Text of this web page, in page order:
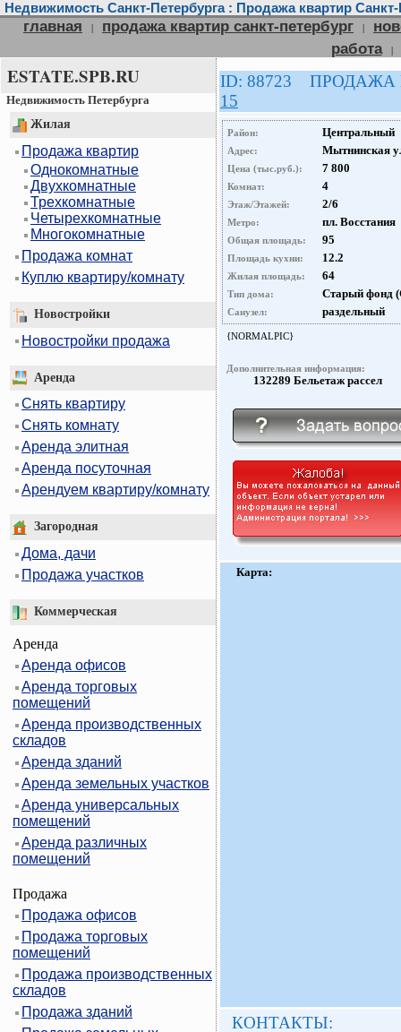
Недвижимость Санкт-Петербурга : Продажа квартир Санкт-
главная | продажа квартир санкт-петербург |
работа
|
ESTATE.SPB.RU
Недвижимость Петербурга
Жилая
Продажа квартир
Однокомнатные
Двухкомнатные
Трехкомнатные
Четырехкомнатные
Многокомнатные
Продажа комнат
Куплю квартиру/комнату
Новостройки
Новостройки продажа
Аренда
Снять квартиру
Снять комнату
Аренда элитная
Аренда посуточная
Арендуем квартиру/комнату
Загородная
Дома, дачи
Продажа участков
Коммерческая
Аренда
Аренда офисов
Аренда торговых
помещений
Аренда производственных
складов
Аренда зданий
Аренда земельных участков
Аренда универсальных
помещений
Аренда различных
помещений
Продажа
Продажа офисов
Продажа торговых
помещений
Продажа производственных
складов
Продажа зданий
ID: 88723
15
Район: Центральный
Адрес: Мытнинская
Цена (тыс.руб.): 7 800
Комнат: 4
Этаж/Этажей: 2/6
Метро: пл. Восстания
Общая площадь: 95
Площадь кухни: 12.2
Жилая площадь: 64
Тип дома: Старый фонд
Санузел: раздельный
{NORMALPIC}
Дополнительная информация:
132289 Бельетаж рассел
Карта:
КОНТАКТЫ: